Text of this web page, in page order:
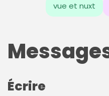
vue et nuxt
Écrire